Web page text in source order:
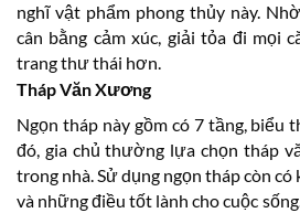
nghĩ vật phẩm phong thủy này.
cân bằng cảm xúc, giải tỏa đi mọi
trang thư thái hơn.
Tháp Văn Xương
Ngọn tháp này gồm có 7 tầng, biểu
đó, gia chủ thường lựa chọn tháp
trong nhà. Sử dụng ngọn tháp còn
và những điều tốt lành cho cuộc